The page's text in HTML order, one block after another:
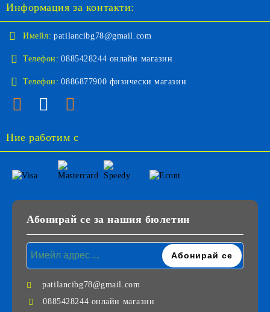
Информация за контакти:
Имейл: patilancibg78@gmail.com
Телефон: 0885428244 онлайн магазин
Телефон: 0886877900 физически магазин
Ние работим с
Абонирай се за нашия бюлетин
patilancibg78@gmail.com
0885428244 онлайн магазин